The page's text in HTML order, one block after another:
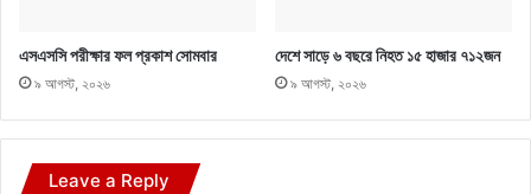
এসএসসি পরীক্ষার ফল প্রকাশ সোমবার
৯ আগস্ট, ২০২৬
দেশে সাড়ে ৬ বছরে নিহত ১৫ হাজার ৭১২জন
৯ আগস্ট, ২০২৬
Leave a Reply